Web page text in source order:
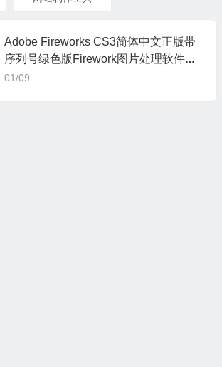
Adobe Fireworks CS3简体中文正版带
序列号绿色版Firework图片处理软件破
解版免费下载
01/09